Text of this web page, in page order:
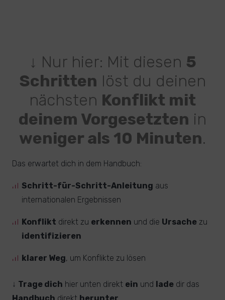
↓ Nur hier: Mit diesen 5
Schritten löst du deinen
nächsten Konflikt mit
deinem Vorgesetzten in
weniger als 10 Minuten.
Das erwartet dich in dem Handbuch:
Schritt-für-Schritt-Anleitung aus
internationalen Ergebnissen
Konflikt direkt zu erkennen und die Ursache zu
identifizieren
klarer Weg, um Konflikte zu lösen
↓ Trage dich hier unten direkt ein und lade dir das